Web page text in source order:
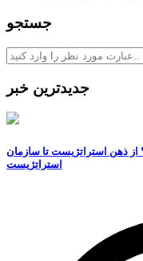
جستجو
جدیدترین خبر
ذهن استراتژیست تا سازمان
استراتژیست